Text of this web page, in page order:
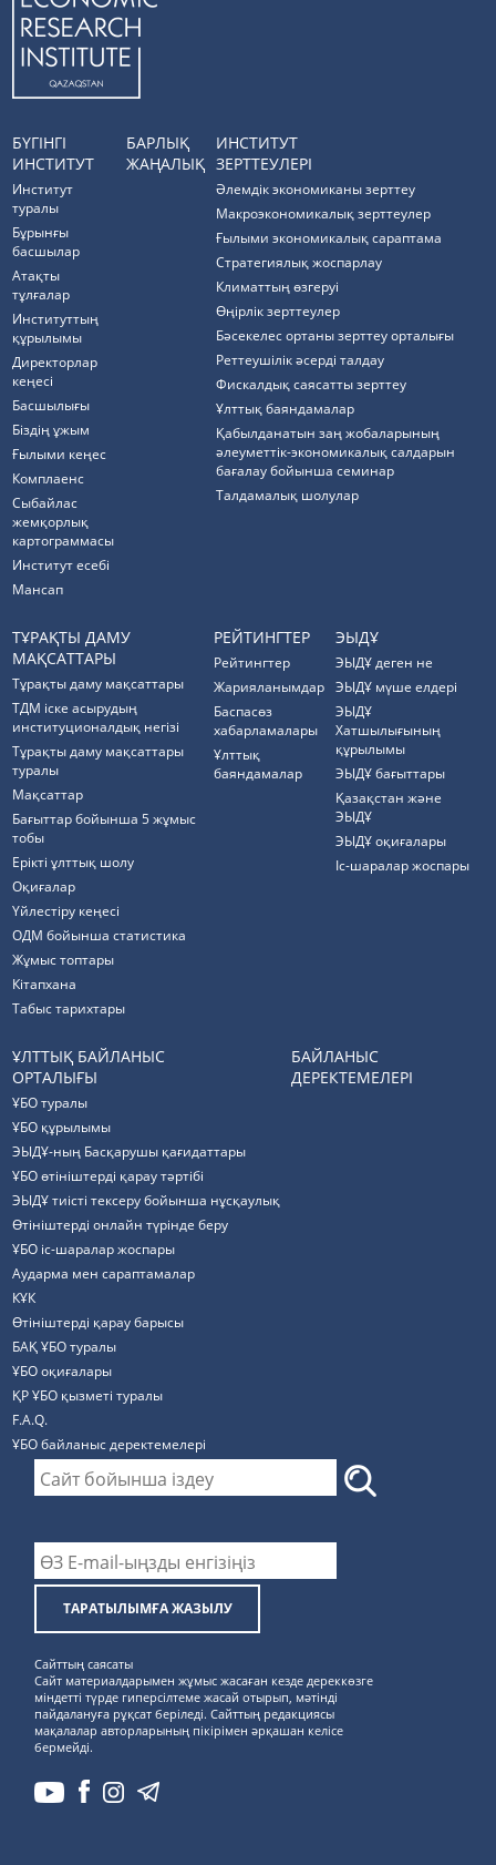
БҮГІНГІ
ИНСТИТУТ
Институт
туралы
Бұрынғы
басшылар
Атақты
тұлғалар
Институттың
құрылымы
Директорлар
кеңесі
Басшылығы
Біздің ұжым
Ғылыми кеңес
Комплаенс
Cыбайлас
жемқорлық
картограммасы
Институт есебі
Мансап
БАРЛЫҚ
ЖАҢАЛЫҚ
ИНСТИТУТ
ЗЕРТТЕУЛЕРІ
Әлемдік экономиканы зерттеу
Макроэкономикалық зерттеулер
Ғылыми экономикалық сараптама
Стратегиялық жоспарлау
Климаттың өзгеруі
Өңірлік зерттеулер
Бәсекелес ортаны зерттеу орталығы
Реттеушілік әсерді талдау
Фискалдық саясатты зерттеу
Ұлттық баяндамалар
Қабылданатын заң жобаларының
әлеуметтік-экономикалық салдарын
бағалау бойынша семинар
Талдамалық шолулар
ТҰРАҚТЫ ДАМУ
МАҚСАТТАРЫ
Тұрақты даму мақсаттары
ТДМ іске асырудың
институционалдық негізі
Тұрақты даму мақсаттары
туралы
Мақсаттар
Бағыттар бойынша 5 жұмыс
тобы
Ерікті ұлттық шолу
Оқиғалар
Үйлестіру кеңесі
ОДМ бойынша статистика
Жұмыс топтары
Кітапхана
Табыс тарихтары
РЕЙТИНГТЕР
Рейтингтер
Жарияланымдар
Баспасөз
хабарламалары
Ұлттық
баяндамалар
ЭЫДҰ
ЭЫДҰ деген не
ЭЫДҰ мүше елдері
ЭЫДҰ
Хатшылығының
құрылымы
ЭЫДҰ бағыттары
Қазақстан және
ЭЫДҰ
ЭЫДҰ оқиғалары
Іс-шаралар жоспары
ҰЛТТЫҚ БАЙЛАНЫС
ОРТАЛЫҒЫ
ҰБО туралы
ҰБО құрылымы
ЭЫДҰ-ның Басқарушы қағидаттары
ҰБО өтініштерді қарау тәртібі
ЭЫДҰ тиісті тексеру бойынша нұсқаулық
Өтініштерді онлайн түрінде беру
ҰБО іс-шаралар жоспары
Аударма мен сараптамалар
КҰК
Өтініштерді қарау барысы
БАҚ ҰБО туралы
ҰБО оқиғалары
ҚР ҰБО қызметі туралы
F.A.Q.
ҰБО байланыс деректемелерi
БАЙЛАНЫС
ДЕРЕКТЕМЕЛЕРІ
ТАРАТЫЛЫМҒА ЖАЗЫЛУ
Сайттың саясаты
Сайт материалдарымен жұмыс жасаған кезде дереккөзге
міндетті түрде гиперсілтеме жасай отырып, мәтінді
пайдалануға рұқсат беріледі. Сайттың редакциясы
мақалалар авторларының пікірімен әрқашан келісе
бермейді.